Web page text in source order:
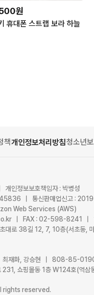
원
휴대폰 스트랩 보라 하늘
책개인정보처리방침청소년
인정보보호책임자 : 박병성
| 통신판매업신고 :
Web Services (AWS)
| FAX : 02-598-8241 |
대로 38길 12, 7, 10층(서초동,
| 최재화, 강승현 | 808-85-
231, 쇼핑몰동 1층 W124호(역삼
rights reserved.